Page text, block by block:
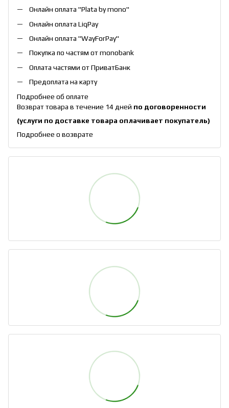
Онлайн оплата "Plata by mono"
Онлайн оплата LiqPay
Онлайн оплата "WayForPay"
Покупка по частям от monobank
Оплата частями от ПриватБанк
Предоплата на карту
Подробнее об оплате
Возврат товара в течение 14 дней по договоренности
(услуги по доставке товара оплачивает покупатель)
Подробнее о возврате